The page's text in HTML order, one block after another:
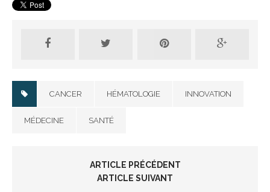
CANCER HÉMATOLOGIE INNOVATION
MÉDECINE SANTÉ
ARTICLE PRÉCÉDENT
ARTICLE SUIVANT